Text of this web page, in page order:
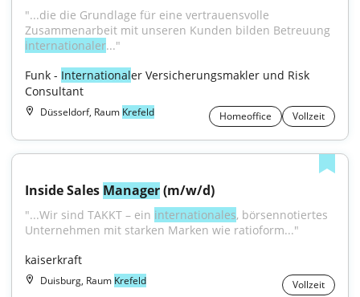
"...die die Grundlage für eine vertrauensvolle
internationaler..."
Funk - Internationaler Versicherungsmakler und Risk
Consultant
Düsseldorf, Raum Krefeld Homeoffice Vollzeit
Inside Sales Manager (m/w/d)
"...Wir sind TAKKT – ein internationales, börsennotiertes
Unternehmen mit starken Marken wie ratioform..."
kaiserkraft
Duisburg, Raum Krefeld Vollzeit